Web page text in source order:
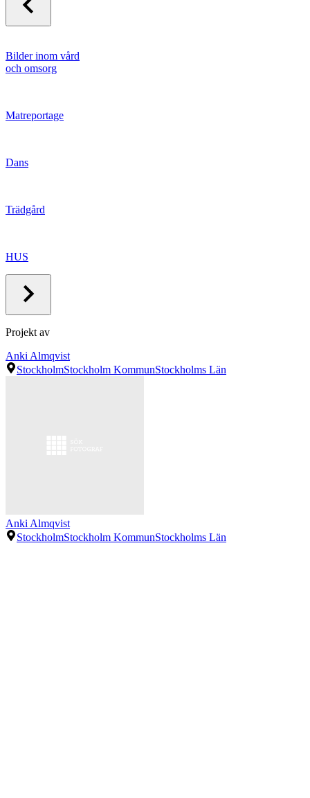
Bilder inom vård
och omsorg
Matreportage
Dans
Trädgård
HUS
Projekt av
Anki Almqvist
StockholmStockholm KommunStockholms Län
Anki Almqvist
StockholmStockholm KommunStockholms Län